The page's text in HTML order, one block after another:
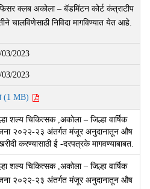
क्लब अकोला – बॅडमिंटन कोर्ट कंत्राटीप
चालविणेसाठी निविदा मागविण्यात येत आहे.
03/2023
03/2023
(1 MB)
शल्य चिकित्सक ,अकोला – जिल्हा वार्षिक
२०२२-२३ अंतर्गत मंजूर अनुदानातून औष
करण्यासाठी ई -दरपत्रके मागवण्याबाबत.
शल्य चिकित्सक ,अकोला – जिल्हा वार्षिक
२०२२-२३ अंतर्गत मंजूर अनुदानातून औष